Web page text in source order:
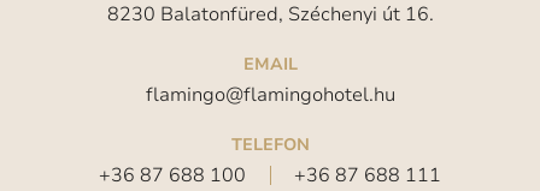
8230 Balatonfüred, Széchenyi út 16.
EMAIL
flamingo@flamingohotel.hu
TELEFON
+36 87 688 100
+36 87 688 111